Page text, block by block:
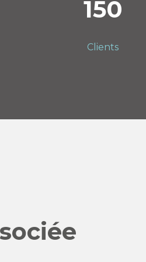
150
Clients